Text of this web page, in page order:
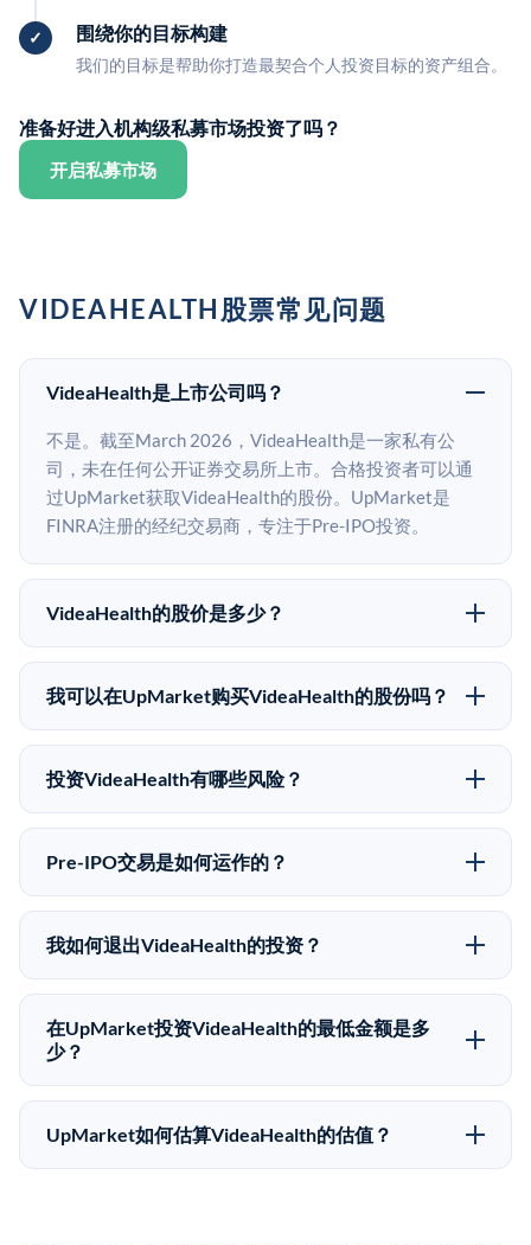
围绕你的目标构建
我们的目标是帮助你打造最契合个人投资目标的资产组合。
准备好进入机构级私募市场投资了吗？
开启私募市场
VIDEAHEALTH股票常见问题
VideaHealth是上市公司吗？
不是。截至March 2026，VideaHealth是一家私有公
司，未在任何公开证券交易所上市。合格投资者可以通
过UpMarket获取VideaHealth的股份。UpMarket是
FINRA注册的经纪交易商，专注于Pre-IPO投资。
VideaHealth的股价是多少？
VideaHealth没有公开股价，因为它是一家私有公司。最
近的已知股价来自其最近一轮融资。 二级市场上的Pre-
有所不同。
我可以在UpMarket购买VideaHealth的股份吗？
可以。合格投资者可以通过填写本页表单或在
upmarket.co创建账户来表达对VideaHealth股份的投资
为50,000美元。UpMarket是FINRA注册的经纪交易
商，自2019年以来已经纪超过5亿美元的另类投资。
投资VideaHealth有哪些风险？
Pre-IPO投资存在重大风险。VideaHealth的股份流动性
低，意味着没有公开市场可以快速出售。不存在确定的
应做好可能全部损失的准备。私有公司的估值在融资轮
次之间可能大幅波动。投资者应在投资前咨询其财务顾
Pre-IPO交易是如何运作的？
在Pre-IPO交易中，合格投资者通过二级市场平台从现有
股东（如员工、早期投资者或其他持有人）处购买股
为FINRA注册的经纪交易商促成这些交易，代表双方处
理合规、文件和结算事宜。
我如何退出VideaHealth的投资？
Pre-IPO持股主要有两种退出途径：在二级市场将股份出
售给其他买家，或持有直到公司完成IPO或被收购。两
种途径都受限于转让限制、公司批准（优先购买权）和
做好多年持有的准备。
在UpMarket投资VideaHealth的最低金额是多
少？
UpMarket上大多数Pre-IPO产品的最低投资金额为
50,000美元。具体金额可能因产品和股份供应情况而有
UpMarket如何估算VideaHealth的估值？